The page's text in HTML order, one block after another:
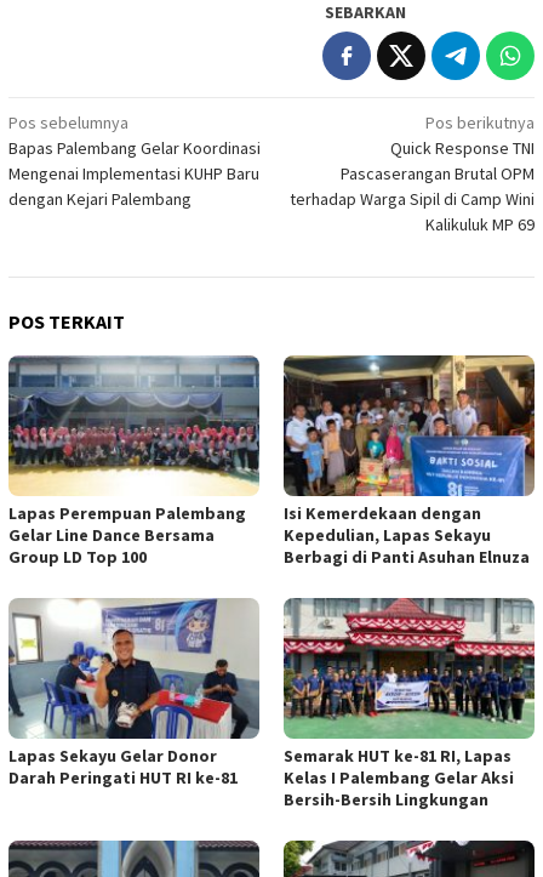
SEBARKAN
Navigasi
pos
Pos sebelumnya
Bapas Palembang Gelar Koordinasi
Mengenai Implementasi KUHP Baru
dengan Kejari Palembang
Pos berikutnya
Quick Response TNI
Pascaserangan Brutal OPM
terhadap Warga Sipil di Camp Wini
Kalikuluk MP 69
POS TERKAIT
Lapas Perempuan Palembang
Gelar Line Dance Bersama
Group LD Top 100
Isi Kemerdekaan dengan
Kepedulian, Lapas Sekayu
Berbagi di Panti Asuhan Elnuza
Lapas Sekayu Gelar Donor
Darah Peringati HUT RI ke-81
Semarak HUT ke-81 RI, Lapas
Kelas I Palembang Gelar Aksi
Bersih-Bersih Lingkungan